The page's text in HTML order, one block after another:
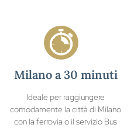
Milano a 30 minuti
Ideale per raggiungere
comodamente la città di Milano
con la ferrovia o il servizio Bus